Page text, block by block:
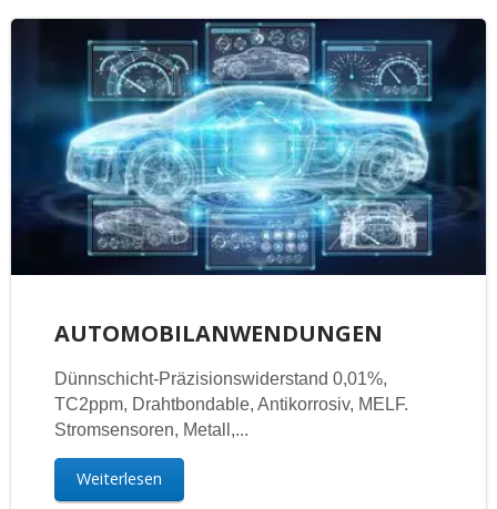
AUTOMOBILANWENDUNGEN
Dünnschicht-Präzisionswiderstand 0,01%,
TC2ppm, Drahtbondable, Antikorrosiv, MELF.
Stromsensoren, Metall,...
Weiterlesen